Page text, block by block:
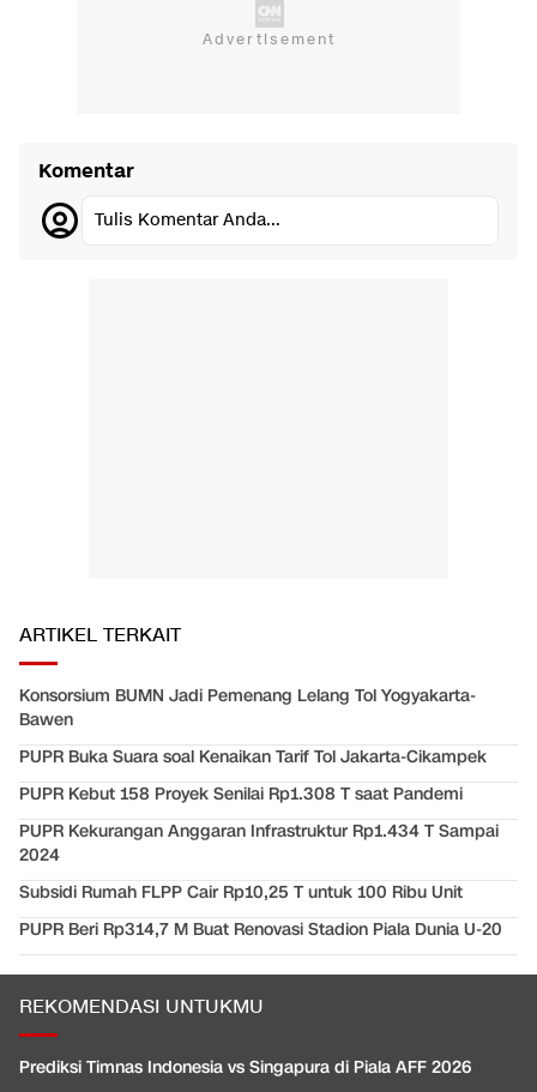
Komentar
Tulis Komentar Anda...
ARTIKEL TERKAIT
Konsorsium BUMN Jadi Pemenang Lelang Tol Yogyakarta-
Bawen
PUPR Buka Suara soal Kenaikan Tarif Tol Jakarta-Cikampek
PUPR Kebut 158 Proyek Senilai Rp1.308 T saat Pandemi
PUPR Kekurangan Anggaran Infrastruktur Rp1.434 T Sampai
2024
Subsidi Rumah FLPP Cair Rp10,25 T untuk 100 Ribu Unit
PUPR Beri Rp314,7 M Buat Renovasi Stadion Piala Dunia U-20
REKOMENDASI UNTUKMU
Prediksi Timnas Indonesia vs Singapura di Piala AFF 2026